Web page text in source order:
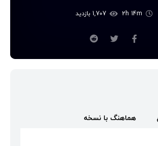
1,707 بازدید
هماهنگ با نسخه